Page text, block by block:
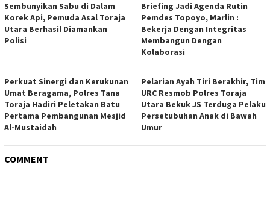
Sembunyikan Sabu di Dalam
Korek Api, Pemuda Asal Toraja
Utara Berhasil Diamankan
Polisi
Briefing Jadi Agenda Rutin
Pemdes Topoyo, Marlin :
Bekerja Dengan Integritas
Membangun Dengan
Kolaborasi
Perkuat Sinergi dan Kerukunan
Umat Beragama, Polres Tana
Toraja Hadiri Peletakan Batu
Pertama Pembangunan Mesjid
Al-Mustaidah
Pelarian Ayah Tiri Berakhir, Tim
URC Resmob Polres Toraja
Utara Bekuk JS Terduga Pelaku
Persetubuhan Anak di Bawah
Umur
COMMENT